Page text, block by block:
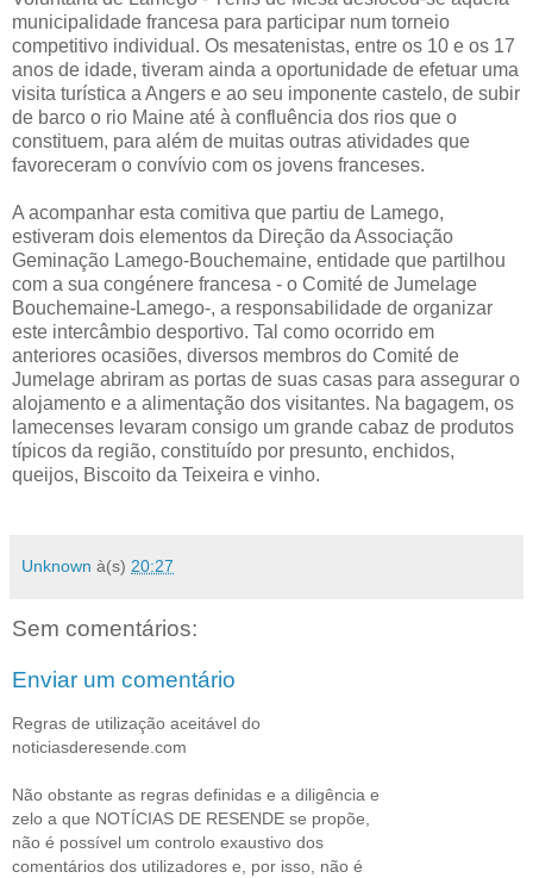
municipalidade francesa para participar num torneio
competitivo individual. Os mesatenistas, entre os 10 e os 17
anos de idade, tiveram ainda a oportunidade de efetuar uma
visita turística a Angers e ao seu imponente castelo, de subir
de barco o rio Maine até à confluência dos rios que o
constituem, para além de muitas outras atividades que
favoreceram o convívio com os jovens franceses.
A acompanhar esta comitiva que partiu de Lamego,
estiveram dois elementos da Direção da Associação
Geminação Lamego-Bouchemaine, entidade que partilhou
com a sua congénere francesa - o Comité de Jumelage
Bouchemaine-Lamego-, a responsabilidade de organizar
este intercâmbio desportivo. Tal como ocorrido em
anteriores ocasiões, diversos membros do Comité de
Jumelage abriram as portas de suas casas para assegurar o
alojamento e a alimentação dos visitantes. Na bagagem, os
lamecenses levaram consigo um grande cabaz de produtos
típicos da região, constituído por presunto, enchidos,
queijos, Biscoito da Teixeira e vinho.
Unknown à(s) 20:27
Sem comentários:
Enviar um comentário
Regras de utilização aceitável do
noticiasderesende.com
Não obstante as regras definidas e a diligência e
zelo a que NOTÍCIAS DE RESENDE se propõe,
não é possível um controlo exaustivo dos
comentários dos utilizadores e, por isso, não é